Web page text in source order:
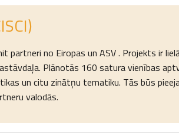
partneri no Eiropas un ASV . Projekts ir
Plānotās 160 satura vienības
un citu zinātņu tematiku. Tās būs
valodās.